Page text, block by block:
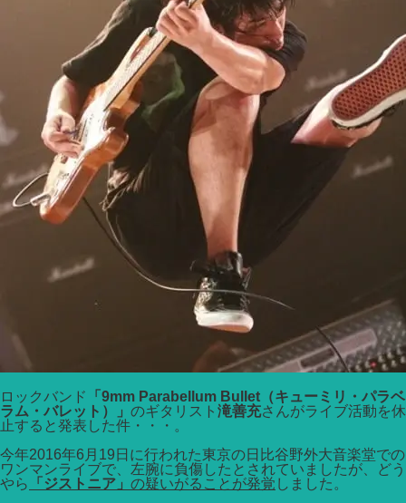
ロックバンド
「9mm Parabellum Bullet（キューミリ・パラベ
ラム・バレット）」 のギタリスト 滝善充さんがライブ活動を休
止すると発表した件・・・。
今年2016年6月19日に行われた東京の日比谷野外大音楽堂での
ワンマンライブで、左腕に負傷したとされていましたが、どう
やら
「ジストニア」 の疑いがることが発覚 しました。